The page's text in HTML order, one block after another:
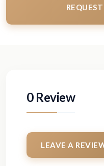
0 Review
LEAVE A